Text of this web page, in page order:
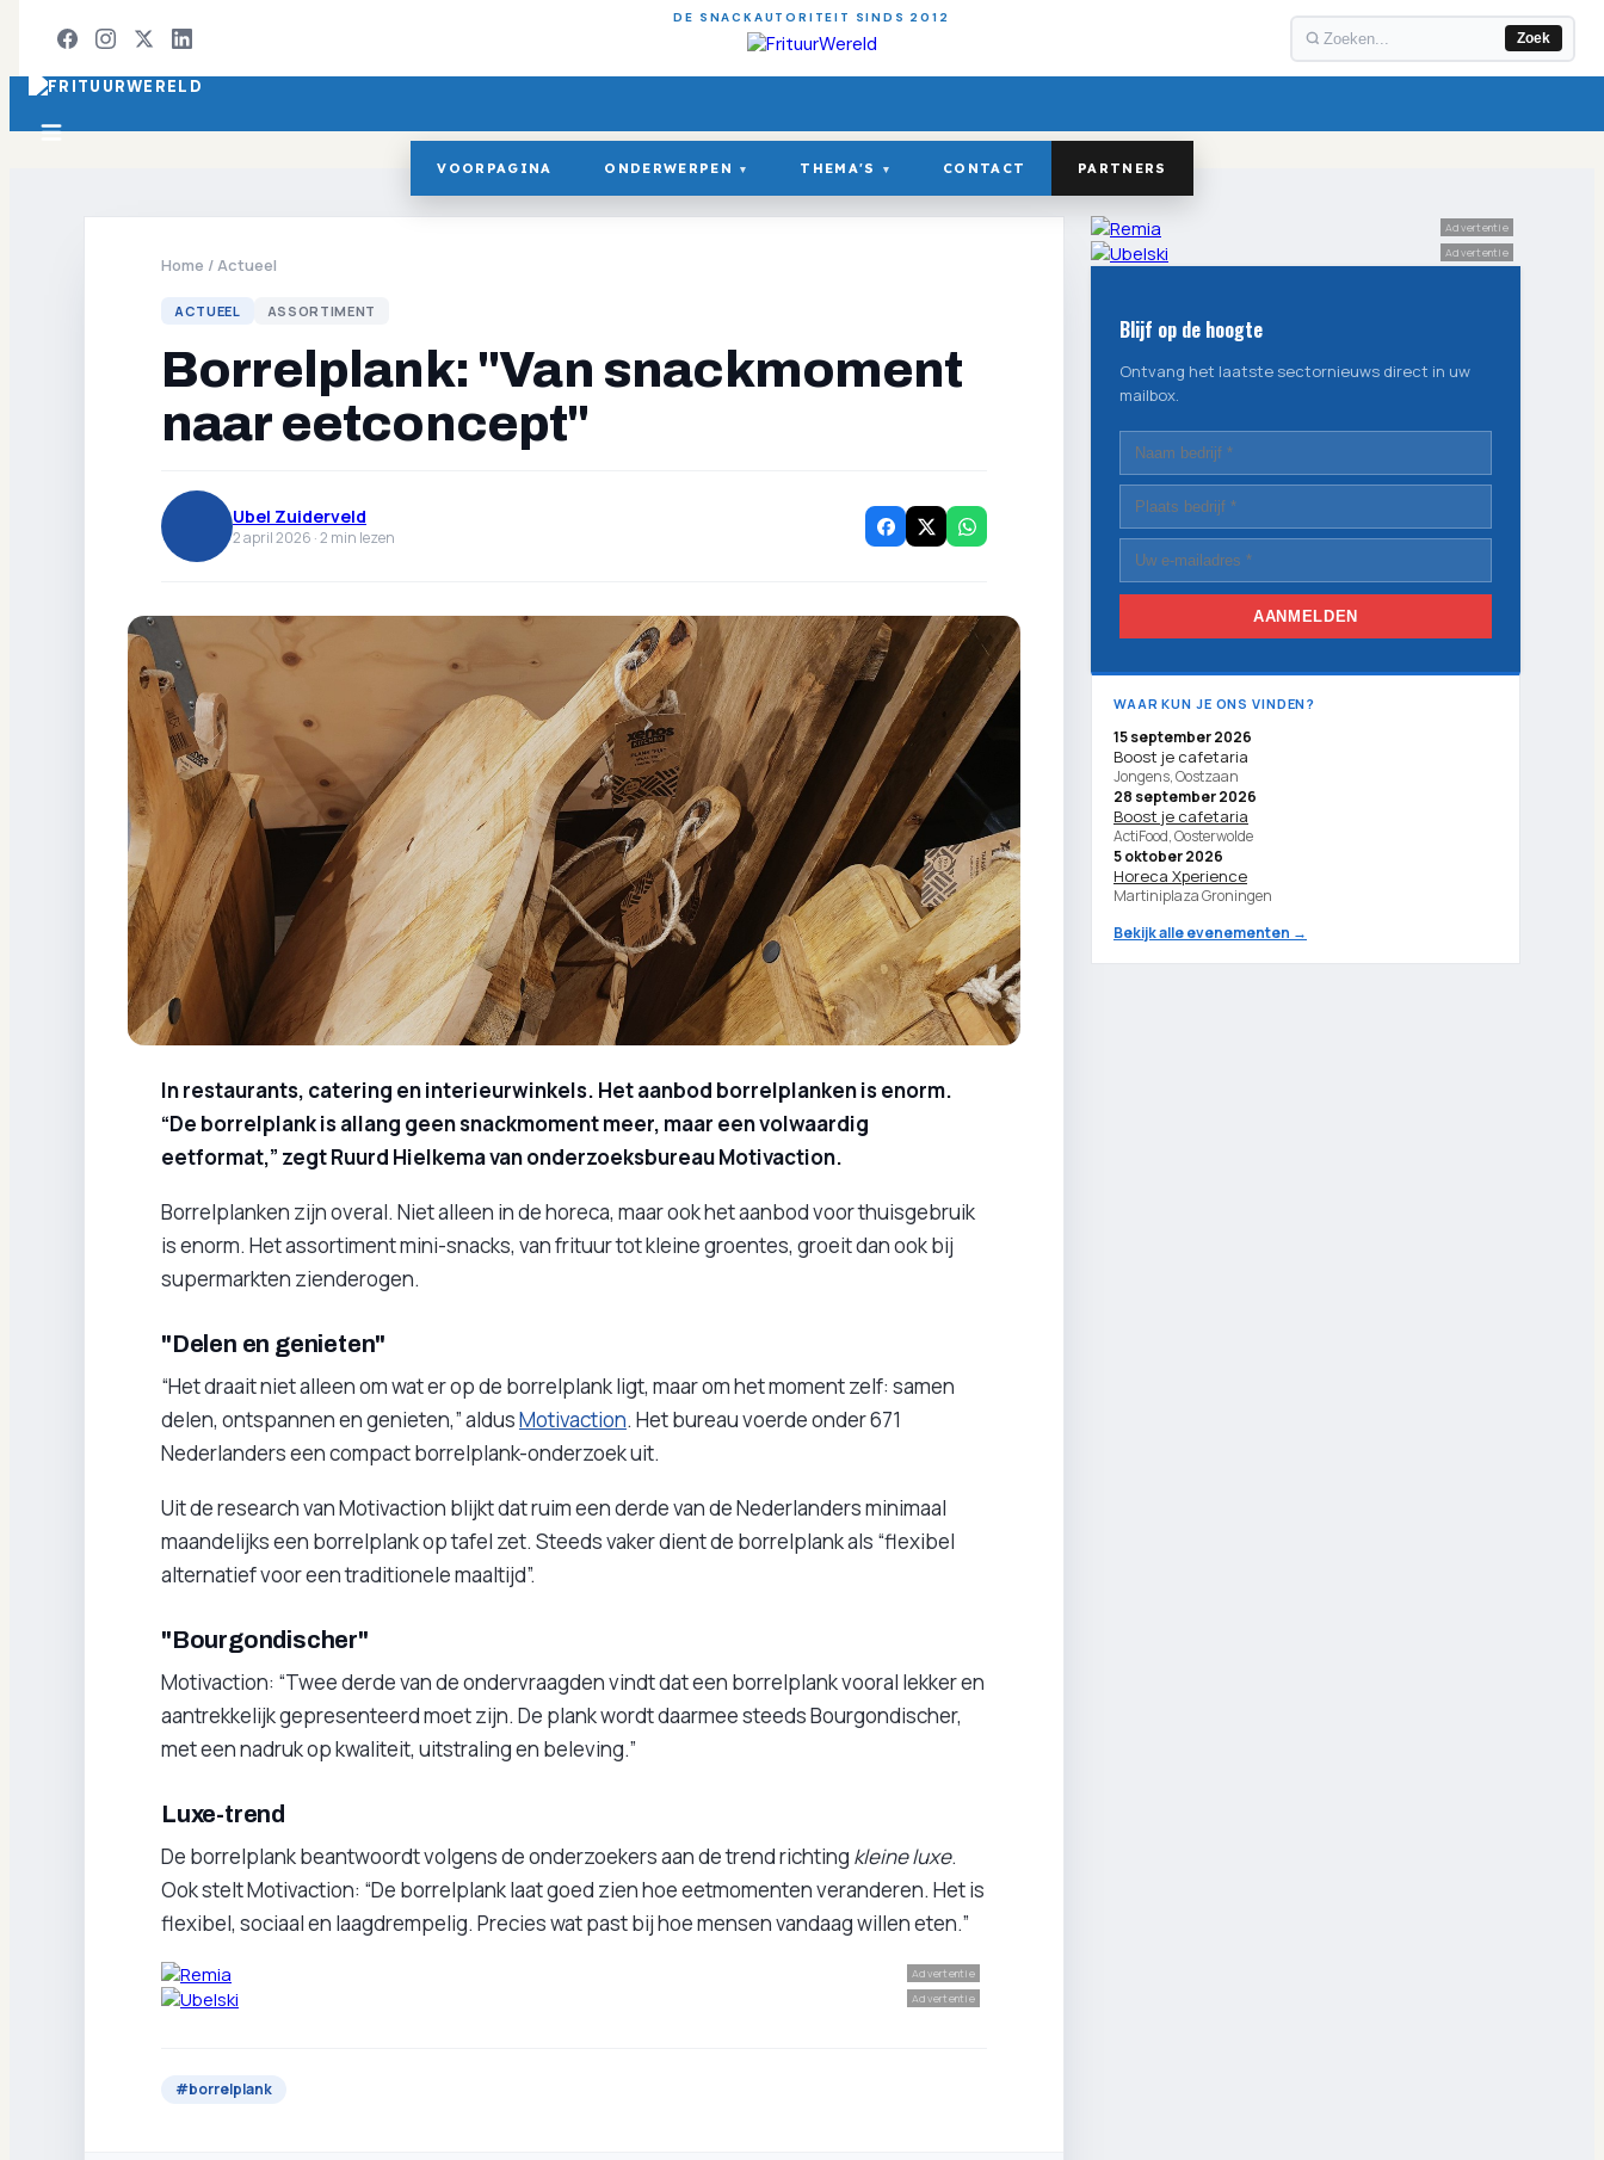
DE SNACKAUTORITEIT SINDS 2012
Zoek
VOORPAGINA ONDERWERPEN ▾ THEMA'S ▾ CONTACT PARTNERS
Home /Actueel
ACTUEEL ASSORTIMENT
Borrelplank: "Van snackmoment
naar eetconcept"
Ubel Zuiderveld
2 april 2026 ·2 min lezen
In restaurants, catering en interieurwinkels. Het aanbod borrelplanken is enorm.
“De borrelplank is allang geen snackmoment meer, maar een volwaardig
eetformat,” zegt Ruurd Hielkema van onderzoeksbureau Motivaction.
Borrelplanken zijn overal. Niet alleen in de horeca, maar ook het aanbod voor thuisgebruik
is enorm. Het assortiment mini-snacks, van frituur tot kleine groentes, groeit dan ook bij
supermarkten zienderogen.
"Delen en genieten"
“Het draait niet alleen om wat er op de borrelplank ligt, maar om het moment zelf: samen
delen, ontspannen en genieten,” aldusMotivaction. Het bureau voerde onder 671
Nederlanders een compact borrelplank-onderzoek uit.
Uit de research van Motivaction blijkt dat ruim een derde van de Nederlanders minimaal
maandelijks een borrelplank op tafel zet. Steeds vaker dient de borrelplank als “flexibel
alternatief voor een traditionele maaltijd”.
"Bourgondischer"
Motivaction: “Twee derde van de ondervraagden vindt dat een borrelplank vooral lekker en
aantrekkelijk gepresenteerd moet zijn. De plank wordt daarmee steeds Bourgondischer,
met een nadruk op kwaliteit, uitstraling en beleving.”
Luxe-trend
De borrelplank beantwoordt volgens de onderzoekers aan de trend richting kleine luxe.
Ook stelt Motivaction: “De borrelplank laat goed zien hoe eetmomenten veranderen. Het is
flexibel, sociaal en laagdrempelig. Precies wat past bij hoe mensen vandaag willen eten.”
Advertentie
Advertentie
#borrelplank
Advertentie
Advertentie
Blijf op de hoogte
Ontvang het laatste sectornieuws direct in uw
mailbox.
AANMELDEN
WAAR KUN JE ONS VINDEN?
15 september 2026
Boost je cafetaria
Jongens, Oostzaan
28 september 2026
Boost je cafetaria
ActiFood, Oosterwolde
5 oktober 2026
Horeca Xperience
Martiniplaza Groningen
Bekijk alle evenementen →